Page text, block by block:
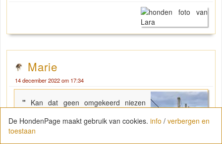
Marie
14 december 2022 om 17:34
" Kan dat geen omgekeerd niezen
Als je het nog nooit hebt gezien bij de
hond, dan kan het er idd redelijk
De HondenPage maakt gebruik van cookies. info / verbergen en
toestaan